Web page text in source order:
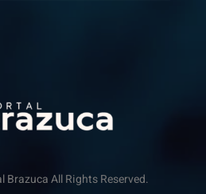
All Rights Reserved.